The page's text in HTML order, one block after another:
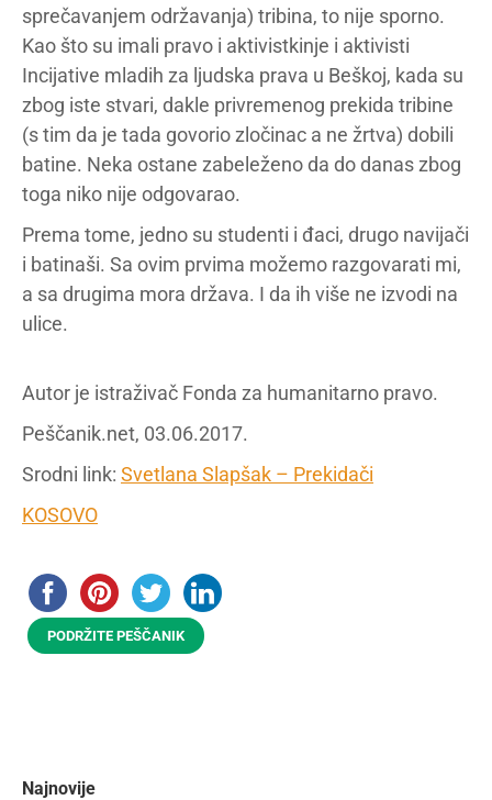
sprečavanjem održavanja) tribina, to nije sporno.
Kao što su imali pravo i aktivistkinje i aktivisti
Incijative mladih za ljudska prava u Beškoj, kada su
zbog iste stvari, dakle privremenog prekida tribine
(s tim da je tada govorio zločinac a ne žrtva) dobili
batine. Neka ostane zabeleženo da do danas zbog
toga niko nije odgovarao.
Prema tome, jedno su studenti i đaci, drugo navijači
i batinaši. Sa ovim prvima možemo razgovarati mi,
a sa drugima mora država. I da ih više ne izvodi na
ulice.
Autor je istraživač Fonda za humanitarno pravo.
Peščanik.net, 03.06.2017.
Srodni link: Svetlana Slapšak – Prekidači
KOSOVO
PODRŽITE PEŠČANIK
Najnovije